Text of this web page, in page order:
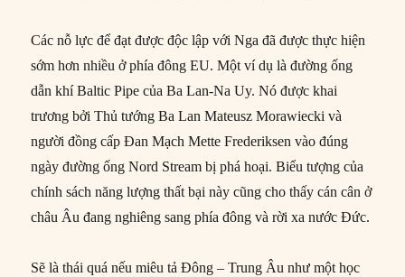
Các nỗ lực để đạt được độc lập với Nga đã được thực hiện
sớm hơn nhiều ở phía đông EU. Một ví dụ là đường ống
dẫn khí Baltic Pipe của Ba Lan-Na Uy. Nó được khai
trương bởi Thủ tướng Ba Lan Mateusz Morawiecki và
người đồng cấp Đan Mạch Mette Frederiksen vào đúng
ngày đường ống Nord Stream bị phá hoại. Biểu tượng của
chính sách năng lượng thất bại này cũng cho thấy cán cân ở
châu Âu đang nghiêng sang phía đông và rời xa nước Đức.
Sẽ là thái quá nếu miêu tả Đông – Trung Âu như một học